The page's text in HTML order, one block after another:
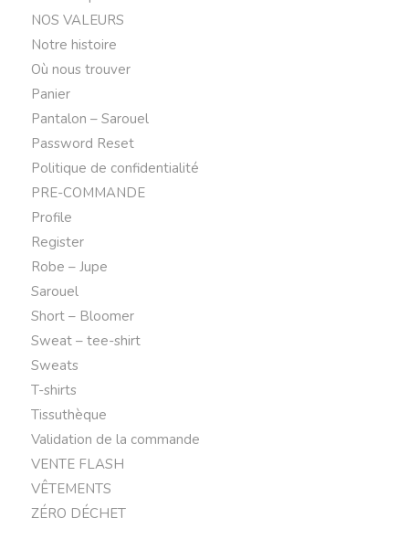
NOS VALEURS
Notre histoire
Où nous trouver
Panier
Pantalon – Sarouel
Password Reset
Politique de confidentialité
PRE-COMMANDE
Profile
Register
Robe – Jupe
Sarouel
Short – Bloomer
Sweat – tee-shirt
Sweats
T-shirts
Tissuthèque
Validation de la commande
VENTE FLASH
VÊTEMENTS
ZÉRO DÉCHET